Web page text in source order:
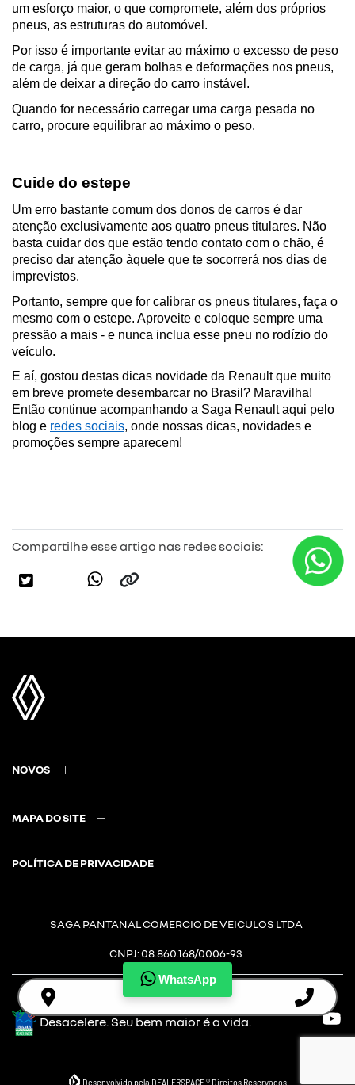
WhatsApp
um esforço maior, o que compromete, além dos próprios
pneus, as estruturas do automóvel.
Por isso é importante evitar ao máximo o excesso de peso
de carga, já que geram bolhas e deformações nos pneus,
além de deixar a direção do carro instável.
Quando for necessário carregar uma carga pesada no
carro, procure equilibrar ao máximo o peso.
Cuide do estepe
Um erro bastante comum dos donos de carros é dar
atenção exclusivamente aos quatro pneus titulares. Não
basta cuidar dos que estão tendo contato com o chão, é
preciso dar atenção àquele que te socorrerá nos dias de
imprevistos.
Portanto, sempre que for calibrar os pneus titulares, faça o
mesmo com o estepe. Aproveite e coloque sempre uma
pressão a mais - e nunca inclua esse pneu no rodízio do
veículo.
E aí, gostou destas dicas novidade da Renault que muito
em breve promete desembarcar no Brasil? Maravilha!
Então continue acompanhando a Saga Renault aqui pelo
blog e redes sociais, onde nossas dicas, novidades e
promoções sempre aparecem!
Compartilhe esse artigo nas redes sociais:
NOVOS
MAPA DO SITE
POLÍTICA DE PRIVACIDADE
SAGA PANTANAL COMERCIO DE VEICULOS LTDA
CNPJ: 08.860.168/0006-93
Desacelere. Seu bem maior é a vida.
Desenvolvido pela DEALERSPACE ® Direitos Reservados.